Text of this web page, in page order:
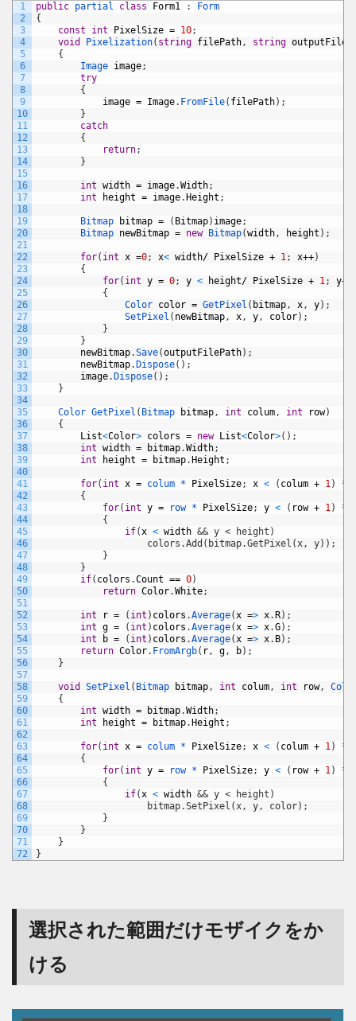
1
2
3
4
5
6
7
8
9
10
11
12
13
14
15
16
17
18
19
20
21
22
23
24
25
26
27
28
29
30
31
32
33
34
35
36
37
38
39
40
41
42
43
44
45
46
47
48
49
50
51
52
53
54
55
56
57
58
59
60
61
62
63
64
65
66
67
68
69
70
71
72
public partial class Form1 :
Form
{
const
int PixelSize = 10;
void
Pixelization( string filePath, string
{
Image image;
try
{
image = Image. FromFile( filePath) ;
}
catch
{
return;
}
int width = image.Width;
int
height = image. Height ;
Bitmap bitmap = ( Bitmap) image;
Bitmap newBitmap = new Bitmap(width, height ) ;
for( int x =0; x< width/ PixelSize + 1; x++)
{
for( int y = 0; y < height/ PixelSize + 1; y++
{
Color color = GetPixel ( bitmap, x, y) ;
SetPixel ( newBitmap, x, y, color) ;
}
}
newBitmap.Save(outputFilePath) ;
newBitmap. Dispose( ) ;
image. Dispose( ) ;
}
Color GetPixel ( Bitmap bitmap, int colum, int row)
{
List<Color> colors = new List<Color>( ) ;
int width = bitmap.Width;
int
height = bitmap. Height ;
for( int x = colum * PixelSize; x < ( colum + 1) *
{
for( int y = row * PixelSize; y < ( row + 1) *
{
if(x < width && y < height)
colors.Add(bitmap.GetPixel(x, y));
}
}
if( colors .Count == 0)
return Color.White;
int r = ( int ) colors .Average(x => x. R) ;
int g = ( int ) colors .Average(x => x.G) ;
int
b = ( int ) colors .Average(x => x. B) ;
return Color. FromArgb( r, g, b) ;
}
void SetPixel ( Bitmap bitmap, int colum, int row,
{
int width = bitmap.Width;
int
height = bitmap. Height ;
for( int x = colum * PixelSize; x < ( colum + 1) *
{
for( int y = row * PixelSize; y < ( row + 1) *
{
if(x < width && y < height)
bitmap.SetPixel(x, y, color);
}
}
}
}
選択された範囲だけモザイクをか
ける